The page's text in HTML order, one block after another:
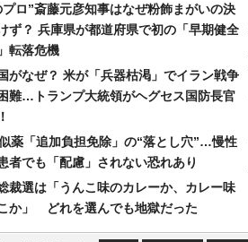
プロ”斎藤元彦知事はなぜ粉飾まがいの決
ず？ 兵庫県が都道府県で初の「早期健全
転落危機
がなぜ？ 米が「兵器枯渇」でイラン戦争
難…トランプ大統領がヘグセス国防長官
薬「追加負担免除」の“落とし穴”…慢性
者でも「配慮」されない恐れあり
裁選は「うんこ味のカレーか、カレー味
か」 どれを選んでも地獄だった